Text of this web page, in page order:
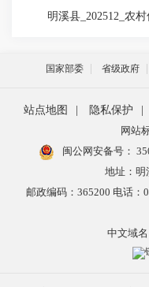
明溪县_202512_农
国家部委 省级政府
站点地图 隐私保护
网站
闽公网安备号：
地址：明
邮政编码：365200 电话：
中文域